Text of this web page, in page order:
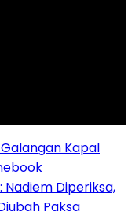
Kapal
Nadiem Diperiksa,
Paksa